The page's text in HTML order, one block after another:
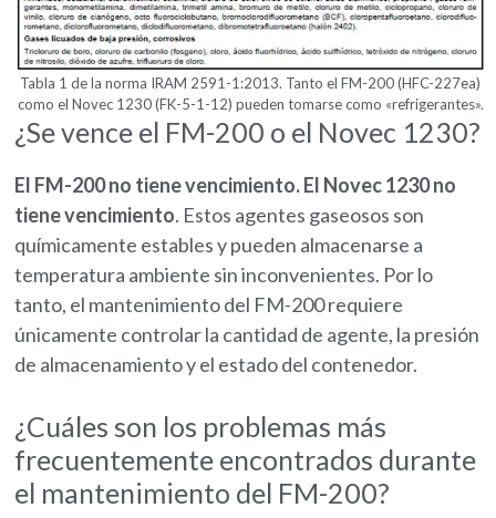
Tabla 1 de la norma IRAM 2591-1:2013. Tanto el FM-200 (HFC-227ea)
como el Novec 1230 (FK-5-1-12) pueden tomarse como «refrigerantes».
¿Se vence el FM-200 o el Novec 1230?
El FM-200 no tiene vencimiento. El Novec 1230 no
tiene vencimiento. Estos agentes gaseosos son
químicamente estables y pueden almacenarse a
temperatura ambiente sin inconvenientes. Por lo
tanto, el mantenimiento del FM-200 requiere
únicamente controlar la cantidad de agente, la presión
de almacenamiento y el estado del contenedor.
¿Cuáles son los problemas más
frecuentemente encontrados durante
el mantenimiento del FM-200?